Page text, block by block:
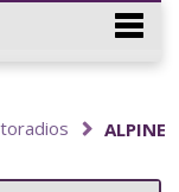
ALPINE